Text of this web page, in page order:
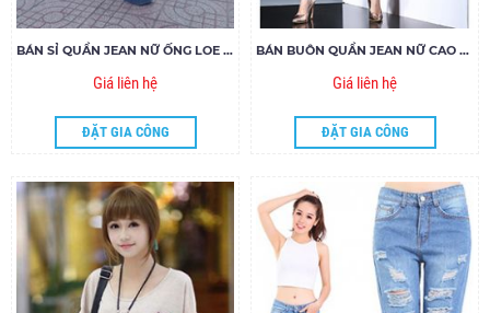
BÁN SỈ QUẦN JEAN NỮ ỐNG LOE 26.118- G125
Giá liên hệ
ĐẶT GIA CÔNG
BÁN BUÔN QUẦN JEAN NỮ CAO CẤP GIÁ RẺ 112.135- G120
Giá liên hệ
ĐẶT GIA CÔNG